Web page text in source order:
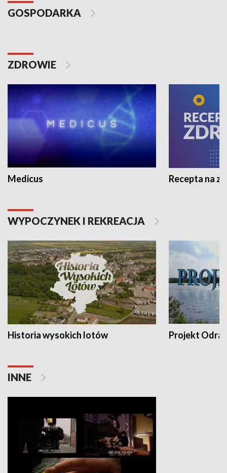
GOSPODARKA
ZDROWIE
Medicus Recepta na
WYPOCZYNEK I REKREACJA
Historia wysokich lotów Projekt Odra
INNE